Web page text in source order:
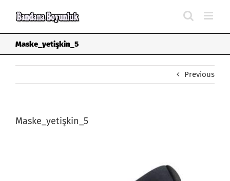
Maske_yetişkin_5
Previous
Maske_yetişkin_5